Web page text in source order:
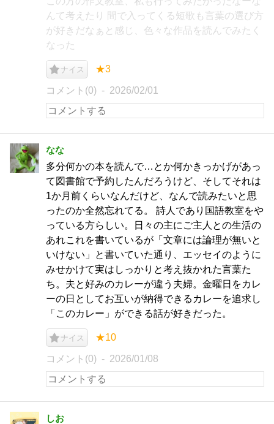
んて考えたり 間で入ってくる短歌も言葉の選び方
が好きだなぁと感じ、色々な作品を読んでみたく
なった
ナイス ★3
コメント(0) 2026/02/01
なな
多分何かの本を読んで…とか何かきっかげがあっ
て図書館で予約したんだろうけど、そしてそれは
1か月前くらいなんだけど、なんで読みたいと思
ったのか全然忘れてる。 詩人であり国語教室をや
っている方らしい。日々の主にご主人との生活の
あれこれを書いているが「文章には論理が無いと
いけない」と書いていた通り、エッセイのように
みせかけて実はしっかりと考え抜かれた言葉た
ち。夫と好みのカレーが違う夫婦。金曜日をカレ
ーの日としてお互いが納得できるカレーを追求し
「このカレー」ができる話が好きだった。
ナイス ★10
コメント(0) 2026/01/08
しお